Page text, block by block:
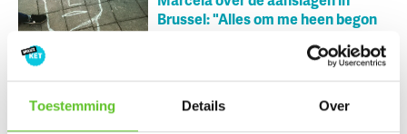
Toestemming Details Over
Brussel: "Alles om me heen begon
Nu op BRUZZ Ket